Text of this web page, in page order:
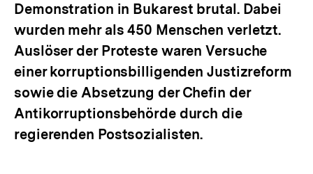
Demonstration in Bukarest brutal. Dabei
wurden mehr als 450 Menschen verletzt.
Auslöser der Proteste waren Versuche
einer korruptionsbilligenden Justizreform
sowie die Absetzung der Chefin der
Antikorruptionsbehörde durch die
regierenden Postsozialisten.